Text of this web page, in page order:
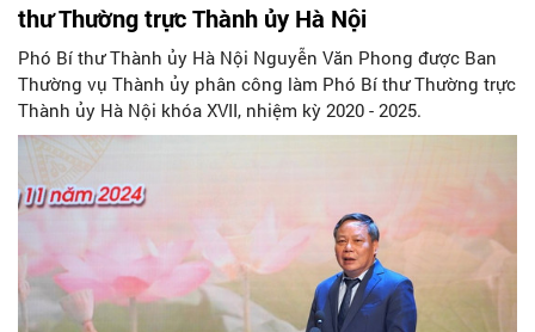
thư Thường trực Thành ủy Hà Nội
Phó Bí thư Thành ủy Hà Nội Nguyễn Văn Phong được Ban
Thường vụ Thành ủy phân công làm Phó Bí thư Thường trực
Thành ủy Hà Nội khóa XVII, nhiệm kỳ 2020 - 2025.